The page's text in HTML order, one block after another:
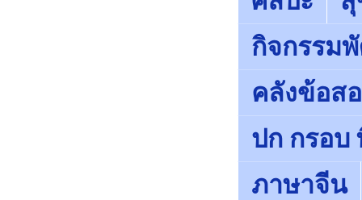
กิจกรรม
คลังข้อส
ปก กรอบ
ภาษาจีน